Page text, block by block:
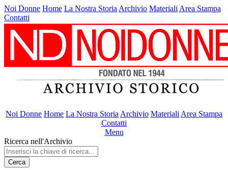
Noi Donne Home La Nostra Storia Archivio Materiali Area Stampa
Contatti
Noi Donne Home La Nostra Storia Archivio Materiali Area Stampa
Contatti
Menu
Ricerca nell'Archivio
Cerca